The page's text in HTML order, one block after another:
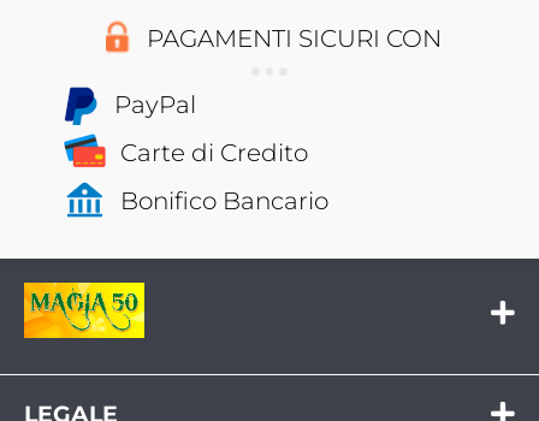
PAGAMENTI SICURI CON
PayPal
Carte di Credito
Bonifico Bancario
Cel:335 6543823
LEGALE